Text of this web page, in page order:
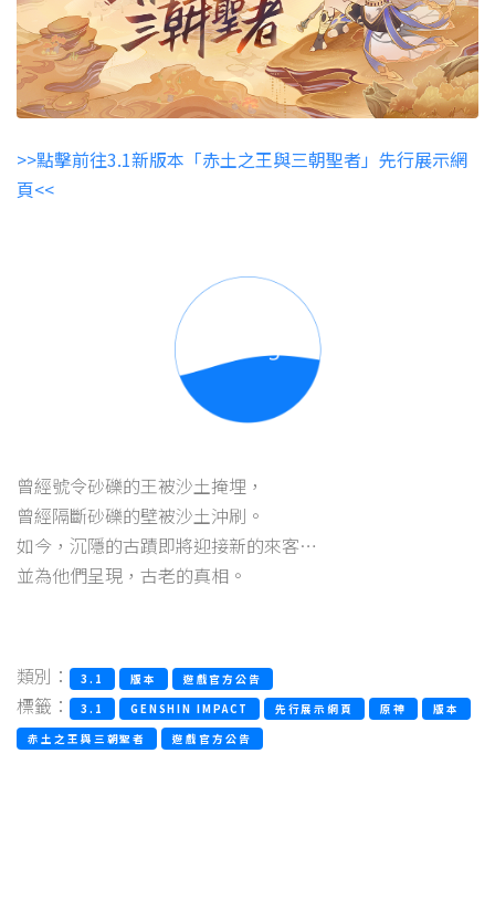
>>點擊前往3.1新版本「赤土之王與三朝聖者」先行展示網
頁<<
曾經號令砂礫的王被沙土掩埋，
曾經隔斷砂礫的壁被沙土沖刷。
如今，沉隱的古蹟即將迎接新的來客…
並為他們呈現，古老的真相。
標籤： 3.1 GENSHIN IMPACT
赤土之王與三朝聖者
遊戲官方公告